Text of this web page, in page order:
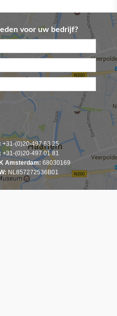
voor uw bedrijf?
+31-(0)20-497 63 25
+31-(0)20-497 01 81
Amsterdam: 68030169
NL857272536B01